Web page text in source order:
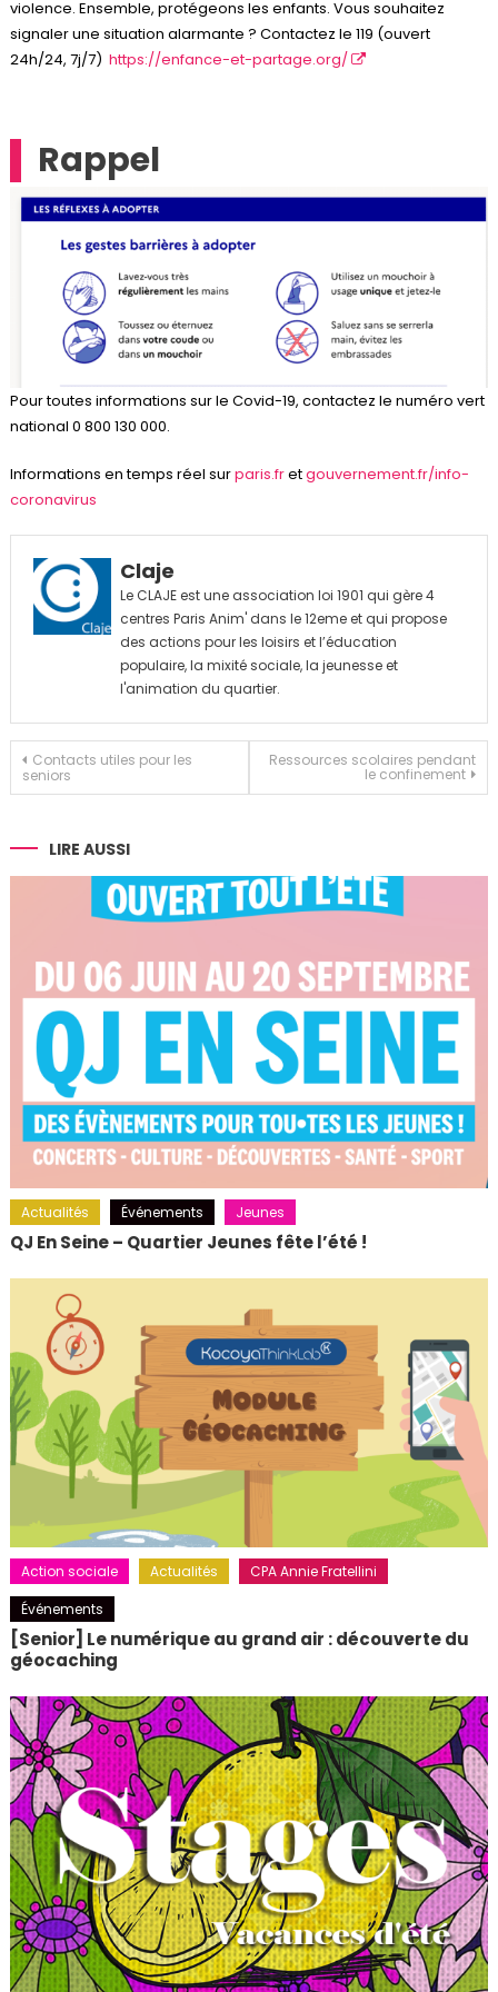
violence. Ensemble, protégeons les enfants. Vous souhaitez
signaler une situation alarmante ? Contactez le 119 (ouvert
24h/24, 7j/7) https://enfance-et-partage.org/
Rappel
Pour toutes informations sur le Covid-19, contactez le numéro vert
national 0 800 130 000.
Informations en temps réel surparis.fretgouvernement.fr/info-
coronavirus
Claje
Le CLAJE est une association loi 1901 qui gère 4
centres Paris Anim' dans le 12eme et qui propose
des actions pour les loisirs et l’éducation
populaire, la mixité sociale, la jeunesse et
l'animation du quartier.
Navigation
de
l’article
Contacts utiles pour les
seniors
Ressources scolaires pendant
le confinement
LIRE AUSSI
Actualités Événements Jeunes
QJ En Seine – Quartier Jeunes fête l’été !
Action sociale Actualités
CPA Annie Fratellini
Événements
[Senior] Le numérique au grand air : découverte du
géocaching